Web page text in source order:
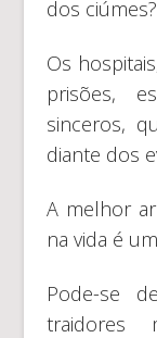
dos
Os
prisões,
sinceros,
diante dos
A melhor
na vida é
Pode-se
traidores